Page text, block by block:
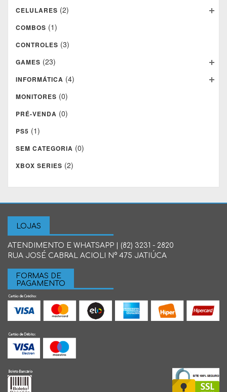
CELULARES (2)
COMBOS (1)
CONTROLES (3)
GAMES (23)
INFORMÁTICA (4)
MONITORES (0)
PRÉ-VENDA (0)
PS5 (1)
SEM CATEGORIA (0)
XBOX SERIES (2)
LOJAS
ATENDIMENTO E WHATSAPP | (82) 3231 - 2820
RUA JOSÉ CABRAL ACIOLI N° 475 JATIÚCA
FORMAS DE
PAGAMENTO